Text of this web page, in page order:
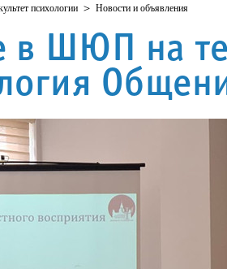
психологии > Новости и объявления
в ШЮП на